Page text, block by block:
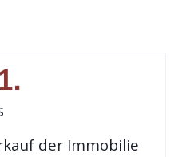
der Immobilie